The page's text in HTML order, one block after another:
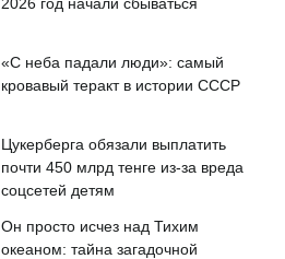
«С неба падали люди»: самый
кровавый теракт в истории СССР
Цукерберга обязали выплатить
почти 450 млрд тенге из-за вреда
соцсетей детям
Он просто исчез над Тихим
океаном: тайна загадочной